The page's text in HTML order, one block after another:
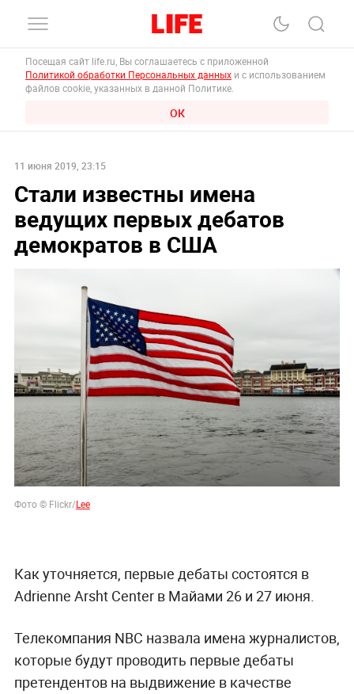
Посещая сайт life.ru, Вы соглашаетесь с приложенной
Политикой обработки Персональных данных и с использованием
файлов cookie, указанных в данной Политике.
ОК
11 июня 2019, 23:15
Стали известны имена
ведущих первых дебатов
демократов в США
Фото © Flickr/Lee
Как уточняется, первые дебаты состоятся в
Adrienne Arsht Center в Майами 26 и 27 июня.
Телекомпания NBC назвала имена журналистов,
которые будут проводить первые дебаты
претендентов на выдвижение в качестве